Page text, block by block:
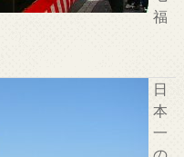
福
日
本
一